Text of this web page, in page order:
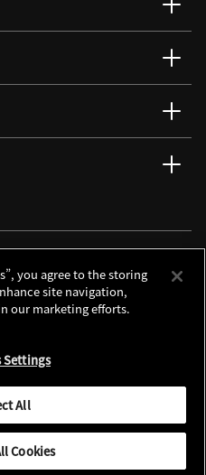
ソーシャルメディアアカウント
について
© 2026 Nikon Corporation
you agree to the storing
site navigation,
our marketing efforts.
Settings
All
Cookies